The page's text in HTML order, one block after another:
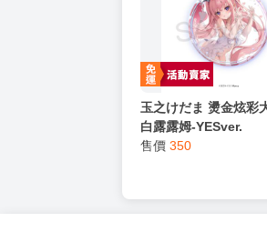
玉之けだま 燙金炫彩
白露露姆-YESver.
售價 350